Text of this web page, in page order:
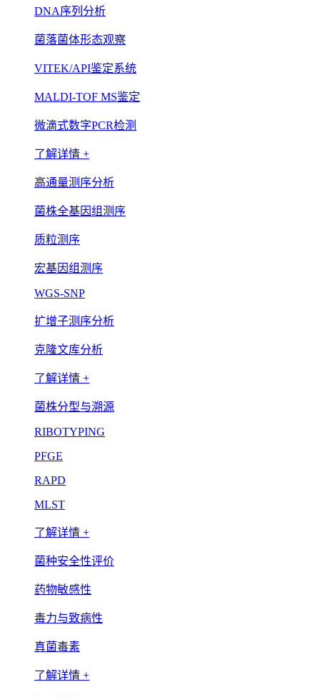
DNA序列分析
菌落菌体形态观察
VITEK/API鉴定系统
MALDI-TOF MS鉴定
微滴式数字PCR检测
了解详情 +
高通量测序分析
菌株全基因组测序
质粒测序
宏基因组测序
WGS-SNP
扩增子测序分析
克隆文库分析
了解详情 +
菌株分型与溯源
RIBOTYPING
PFGE
RAPD
MLST
了解详情 +
菌种安全性评价
药物敏感性
毒力与致病性
真菌毒素
了解详情 +